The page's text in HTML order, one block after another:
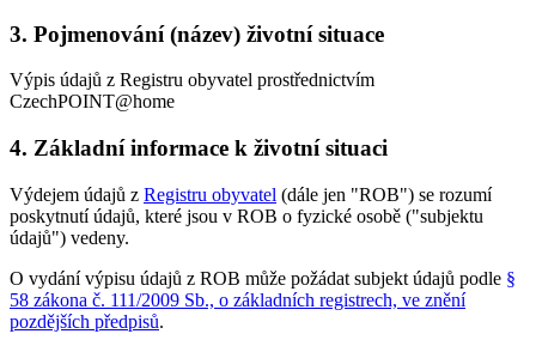
3. Pojmenování (název) životní situace
Výpis údajů z Registru obyvatel prostřednictvím
CzechPOINT@home
4. Základní informace k životní situaci
Výdejem údajů z Registru obyvatel (dále jen "ROB") se rozumí
poskytnutí údajů, které jsou v ROB o fyzické osobě ("subjektu
údajů") vedeny.
O vydání výpisu údajů z ROB může požádat subjekt údajů podle §
58 zákona č. 111/2009 Sb., o základních registrech, ve znění
pozdějších předpisů.